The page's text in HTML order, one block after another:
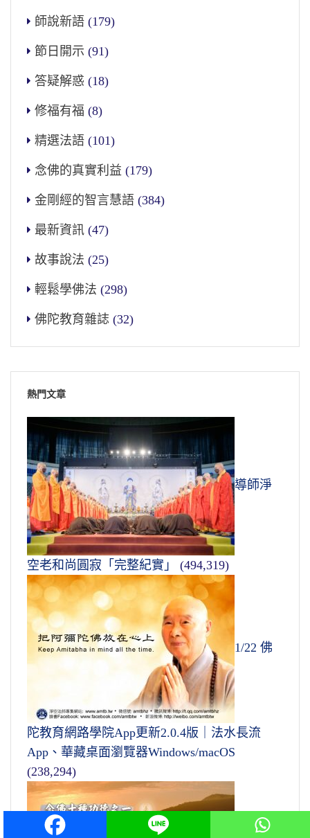
師說新語 (179)
節日開示 (91)
答疑解惑 (18)
修福有福 (8)
精選法語 (101)
念佛的真實利益 (179)
金剛經的智言慧語 (384)
最新資訊 (47)
故事說法 (25)
輕鬆學佛法 (298)
佛陀教育雜誌 (32)
熱門文章
導師淨
空老和尚圓寂「完整紀實」 (494,319)
1/22 佛
陀教育網路學院App更新2.0.4版｜法水長流
App、華藏桌面瀏覽器Windows/macOS
(238,294)